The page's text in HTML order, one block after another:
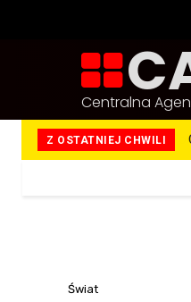
Centralna
Z OSTATNIEJ CHWILI
Świat